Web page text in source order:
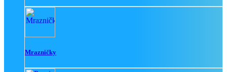
Mrazničky